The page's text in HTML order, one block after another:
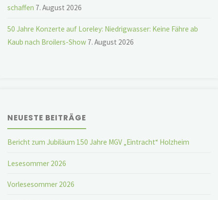
schaffen 7. August 2026
50 Jahre Konzerte auf Loreley: Niedrigwasser: Keine Fähre ab
Kaub nach Broilers-Show 7. August 2026
NEUESTE BEITRÄGE
Bericht zum Jubiläum 150 Jahre MGV „Eintracht“ Holzheim
Lesesommer 2026
Vorlesesommer 2026